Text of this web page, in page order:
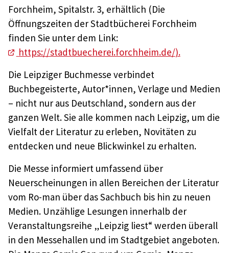
Forchheim, Spitalstr. 3, erhältlich (Die
Öffnungszeiten der Stadtbücherei Forchheim
finden Sie unter dem Link:
https://stadtbuecherei.forchheim.de/).
Die Leipziger Buchmesse verbindet
Buchbegeisterte, Autor*innen, Verlage und Medien
– nicht nur aus Deutschland, sondern aus der
ganzen Welt. Sie alle kommen nach Leipzig, um die
Vielfalt der Literatur zu erleben, Novitäten zu
entdecken und neue Blickwinkel zu erhalten.
Die Messe informiert umfassend über
Neuerscheinungen in allen Bereichen der Literatur
vom Ro-man über das Sachbuch bis hin zu neuen
Medien. Unzählige Lesungen innerhalb der
Veranstaltungsreihe „Leipzig liest“ werden überall
in den Messehallen und im Stadtgebiet angeboten.